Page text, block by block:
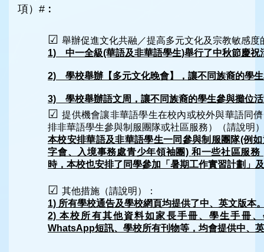
項）#︰
☑舉辦促進文化共融／提高多元文化及宗教敏感度
1) 中一全級(華語及非華語學生)舉行了中秋節慶祝
2) 學校舉辦【多元文化晚會】，讓不同族裔的學
3) 學校舉辦語文周，讓不同族裔的學生參與攤位
☑提供機會讓非華語學生在校內或校外與華語同
排非華語學生參與制服團隊或社區服務）（請說明
本校安排華語及非華語學生一同參與制服團隊(例
字會、入境事務處青少年領袖團) 和一些社區服務
時，本校也安排了同學參加「暑期工作實習計劃」
☑其他措施（請說明）：
1) 所有學校通告及學校網頁均提供了中、英文版本
2) 本校所有其他資料如家長手冊、學生手冊
WhatsApp短訊、學校所有刊物等，均會提供中、